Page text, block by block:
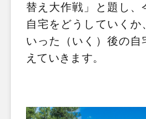
替え大作戦」と題し
自宅をどうしていくか
いった（いく）後の
えていきます。